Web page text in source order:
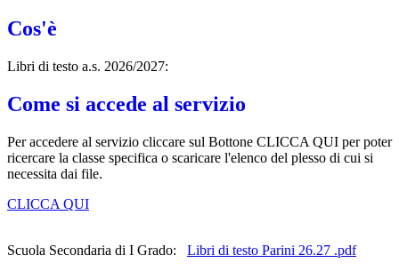
Cos'è
Libri di testo a.s. 2026/2027:
Come si accede al servizio
Per accedere al servizio cliccare sul Bottone CLICCA QUI per poter
ricercare la classe specifica o scaricare l'elenco del plesso di cui si
necessita dai file.
CLICCA QUI
Scuola Secondaria di I Grado:
Libri di testo Parini 26.27 .pdf